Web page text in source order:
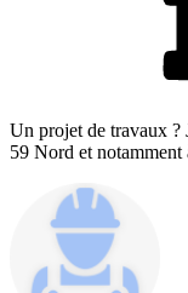
Un projet de travaux ?
59 Nord et